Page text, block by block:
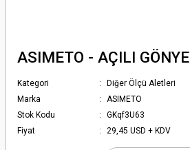
ASIMETO - AÇILI GÖNYE
Kategori
Diğer Ölçü Aletleri
Marka
ASIMETO
Stok Kodu
GKqf3U63
Fiyat
29,45 USD + KDV